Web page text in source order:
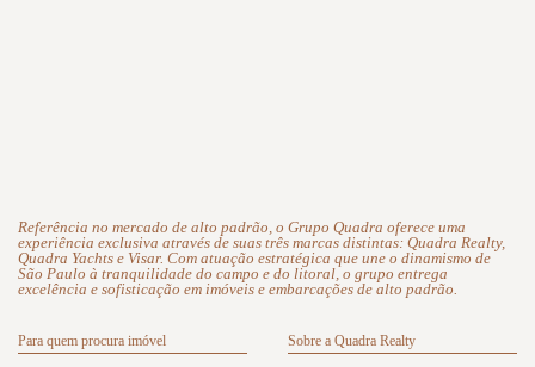
Referência no mercado de alto padrão, o Grupo Quadra oferece uma
experiência exclusiva através de suas três marcas distintas: Quadra Realty,
Quadra Yachts e Visar. Com atuação estratégica que une o dinamismo de
São Paulo à tranquilidade do campo e do litoral, o grupo entrega
excelência e sofisticação em imóveis e embarcações de alto padrão.
Para quem procura imóvel Sobre a Quadra Realty